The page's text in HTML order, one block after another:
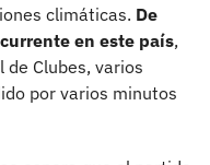
climáticas. De
en este país,
de Clubes, varios
por varios minutos